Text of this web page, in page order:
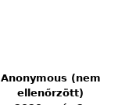
Anonymous (nem
ellenőrzött)